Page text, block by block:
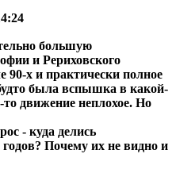
большую
и Рериховского
90-х и практически полное
была вспышка в какой-
движение неплохое. Но
- куда делись
Почему их не видно и